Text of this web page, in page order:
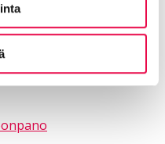
mennessä.
19. toukokuuta